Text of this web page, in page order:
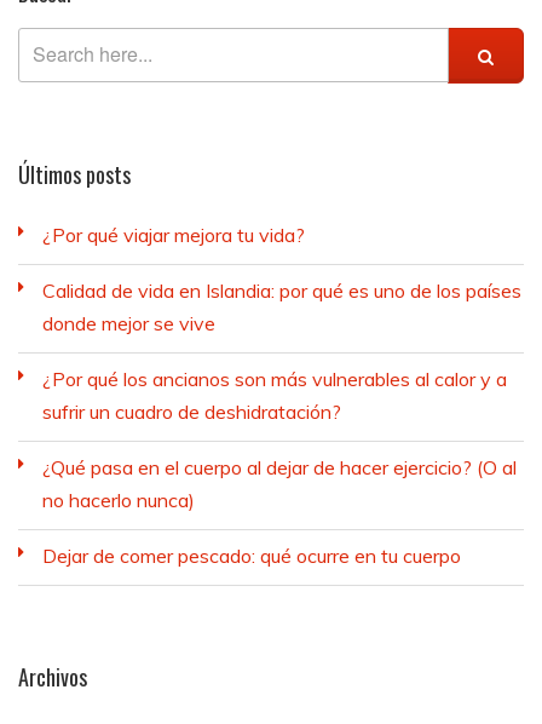
Últimos posts
¿Por qué viajar mejora tu vida?
Calidad de vida en Islandia: por qué es uno de los países
donde mejor se vive
¿Por qué los ancianos son más vulnerables al calor y a
sufrir un cuadro de deshidratación?
¿Qué pasa en el cuerpo al dejar de hacer ejercicio? (O al
no hacerlo nunca)
Dejar de comer pescado: qué ocurre en tu cuerpo
Archivos